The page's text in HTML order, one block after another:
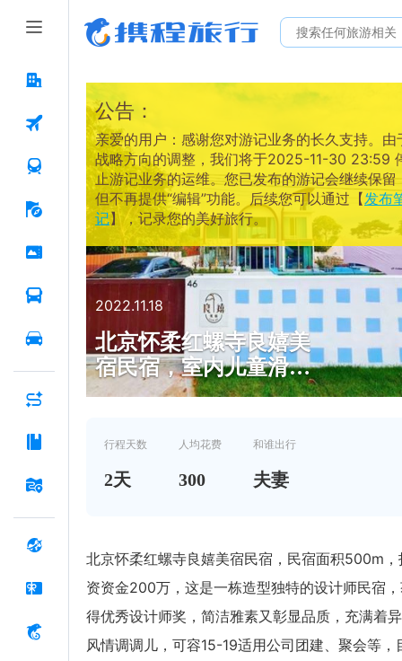
公告：
亲爱的用户：感谢您对游记业务的长久支持。由
战略方向的调整，我们将于2025-11-30 23:59
止游记业务的运维。您已发布的游记会继续保留
但不再提供“编辑”功能。后续您可以通过【发布
记】，记录您的美好旅行。
2022.11.18
北京怀柔红螺寺良嬉美
宿民宿，室内儿童滑
梯，大厅相连接玻璃
行程天数
2天
人均花费
300
和谁出行
夫妻
北京怀柔红螺寺良嬉美宿民宿，民宿面积500m，
资资金200万，这是一栋造型独特的设计师民宿
得优秀设计师奖，简洁雅素又彰显品质，充满着
风情调调儿，可容15-19适用公司团建、聚会等，